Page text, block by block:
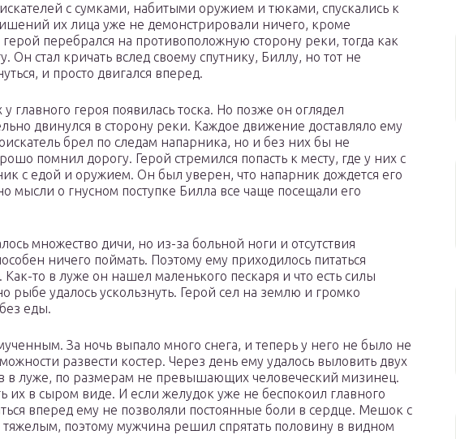
с сумками, набитыми оружием и тюками, спускались к
их лица уже не демонстрировали ничего, кроме
перебрался на противоположную сторону реки, тогда как
Он стал кричать вслед своему спутнику, Биллу, но тот не
и просто двигался вперед.
главного героя появилась тоска. Но позже он оглядел
двинулся в сторону реки. Каждое движение доставляло ему
брел по следам напарника, но и без них бы не
помнил дорогу. Герой стремился попасть к месту, где у них с
с едой и оружием. Он был уверен, что напарник дождется его
мысли о гнусном поступке Билла все чаще посещали его
множество дичи, но из-за больной ноги и отсутствия
ничего поймать. Поэтому ему приходилось питаться
то в луже он нашел маленького пескаря и что есть силы
рыбе удалось ускользнуть. Герой сел на землю и громко
еды.
За ночь выпало много снега, и теперь у него не было не
развести костер. Через день ему удалось выловить двух
в луже, по размерам не превышающих человеческий мизинец.
их в сыром виде. И если желудок уже не беспокоил главного
вперед ему не позволяли постоянные боли в сердце. Мешок с
поэтому мужчина решил спрятать половину в видном